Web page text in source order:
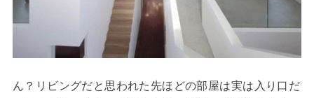
ん？リビングだと思われた先ほどの部屋は実は入り口だ